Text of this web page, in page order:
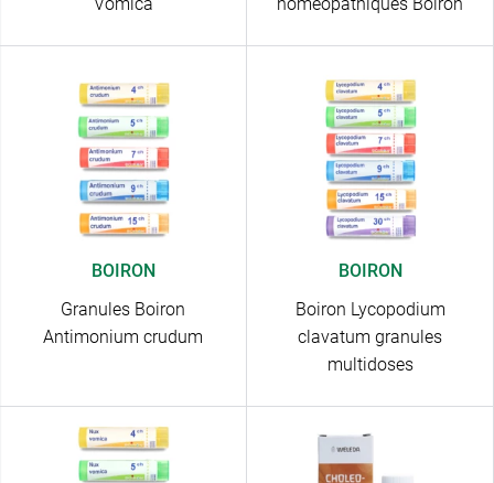
Vomica homéopathiques Boiron
BOIRON
Granules Boiron
Antimonium crudum
BOIRON
Boiron Lycopodium
clavatum granules
multidoses